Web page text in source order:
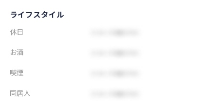
ライフスタイル
休日
お酒
喫煙
同居人